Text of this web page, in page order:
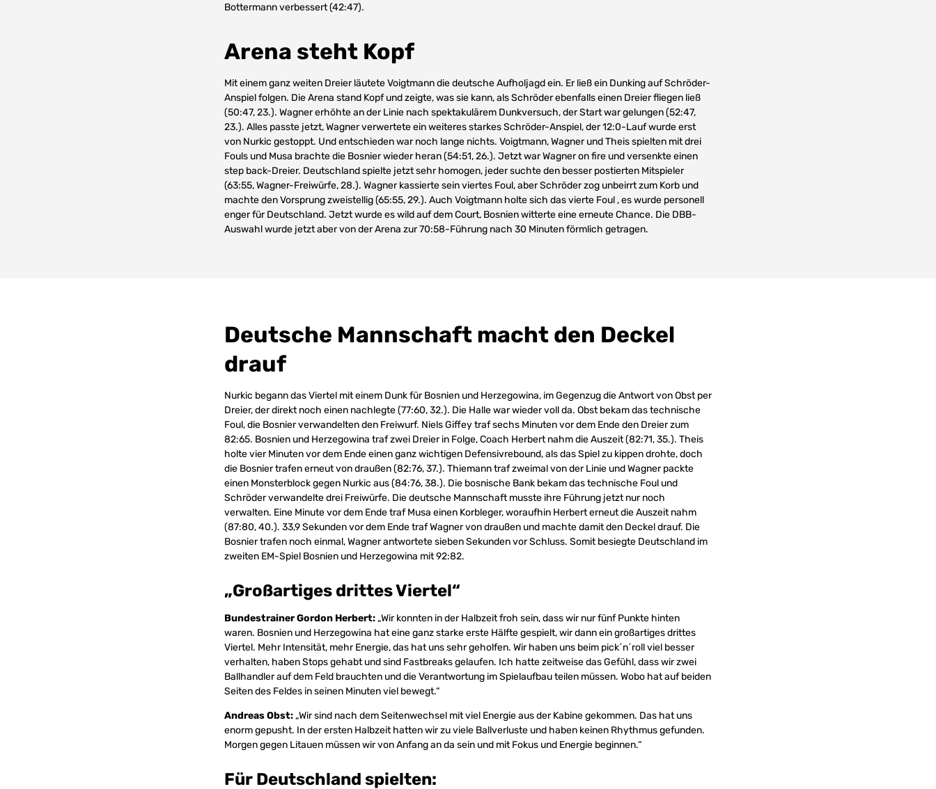
Bottermann verbessert (42:47).
Arena steht Kopf
Mit einem ganz weiten Dreier läutete Voigtmann die deutsche Aufholjagd ein. Er ließ ein Dunking auf Schröder-
Anspiel folgen. Die Arena stand Kopf und zeigte, was sie kann, als Schröder ebenfalls einen Dreier fliegen ließ
(50:47, 23.). Wagner erhöhte an der Linie nach spektakulärem Dunkversuch, der Start war gelungen (52:47,
23.). Alles passte jetzt, Wagner verwertete ein weiteres starkes Schröder-Anspiel, der 12:0-Lauf wurde erst
von Nurkic gestoppt. Und entschieden war noch lange nichts. Voigtmann, Wagner und Theis spielten mit drei
Fouls und Musa brachte die Bosnier wieder heran (54:51, 26.). Jetzt war Wagner on fire und versenkte einen
step back-Dreier. Deutschland spielte jetzt sehr homogen, jeder suchte den besser postierten Mitspieler
(63:55, Wagner-Freiwürfe, 28.). Wagner kassierte sein viertes Foul, aber Schröder zog unbeirrt zum Korb und
machte den Vorsprung zweistellig (65:55, 29.). Auch Voigtmann holte sich das vierte Foul , es wurde personell
enger für Deutschland. Jetzt wurde es wild auf dem Court, Bosnien witterte eine erneute Chance. Die DBB-
Auswahl wurde jetzt aber von der Arena zur 70:58-Führung nach 30 Minuten förmlich getragen.
Deutsche Mannschaft macht den Deckel
drauf
Nurkic begann das Viertel mit einem Dunk für Bosnien und Herzegowina, im Gegenzug die Antwort von Obst per
Dreier, der direkt noch einen nachlegte (77:60, 32.). Die Halle war wieder voll da. Obst bekam das technische
Foul, die Bosnier verwandelten den Freiwurf. Niels Giffey traf sechs Minuten vor dem Ende den Dreier zum
82:65. Bosnien und Herzegowina traf zwei Dreier in Folge, Coach Herbert nahm die Auszeit (82:71, 35.). Theis
holte vier Minuten vor dem Ende einen ganz wichtigen Defensivrebound, als das Spiel zu kippen drohte, doch
die Bosnier trafen erneut von draußen (82:76, 37.). Thiemann traf zweimal von der Linie und Wagner packte
einen Monsterblock gegen Nurkic aus (84:76, 38.). Die bosnische Bank bekam das technische Foul und
Schröder verwandelte drei Freiwürfe. Die deutsche Mannschaft musste ihre Führung jetzt nur noch
verwalten. Eine Minute vor dem Ende traf Musa einen Korbleger, woraufhin Herbert erneut die Auszeit nahm
(87:80, 40.). 33,9 Sekunden vor dem Ende traf Wagner von draußen und machte damit den Deckel drauf. Die
Bosnier trafen noch einmal, Wagner antwortete sieben Sekunden vor Schluss. Somit besiegte Deutschland im
zweiten EM-Spiel Bosnien und Herzegowina mit 92:82.
„Großartiges drittes Viertel“
Bundestrainer Gordon Herbert: „Wir konnten in der Halbzeit froh sein, dass wir nur fünf Punkte hinten
waren. Bosnien und Herzegowina hat eine ganz starke erste Hälfte gespielt, wir dann ein großartiges drittes
Viertel. Mehr Intensität, mehr Energie, das hat uns sehr geholfen. Wir haben uns beim pick´n´roll viel besser
verhalten, haben Stops gehabt und sind Fastbreaks gelaufen. Ich hatte zeitweise das Gefühl, dass wir zwei
Ballhandler auf dem Feld brauchten und die Verantwortung im Spielaufbau teilen müssen. Wobo hat auf beiden
Seiten des Feldes in seinen Minuten viel bewegt.“
Andreas Obst: „Wir sind nach dem Seitenwechsel mit viel Energie aus der Kabine gekommen. Das hat uns
enorm gepusht. In der ersten Halbzeit hatten wir zu viele Ballverluste und haben keinen Rhythmus gefunden.
Morgen gegen Litauen müssen wir von Anfang an da sein und mit Fokus und Energie beginnen.“
Für Deutschland spielten: